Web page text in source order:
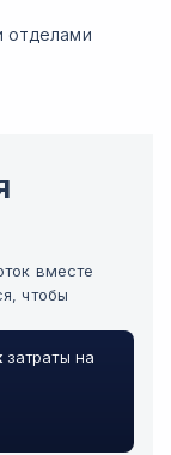
отделами
вместе
чтобы
затраты на